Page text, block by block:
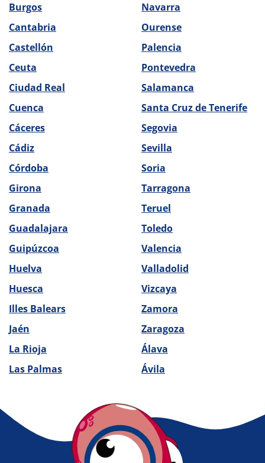
Burgos
Cantabria
Castellón
Ceuta
Ciudad Real
Cuenca
Cáceres
Cádiz
Córdoba
Girona
Granada
Guadalajara
Guipúzcoa
Huelva
Huesca
Illes Balears
Jaén
La Rioja
Las Palmas
Navarra
Ourense
Palencia
Pontevedra
Salamanca
Santa Cruz de Tenerife
Segovia
Sevilla
Soria
Tarragona
Teruel
Toledo
Valencia
Valladolid
Vizcaya
Zamora
Zaragoza
Álava
Ávila